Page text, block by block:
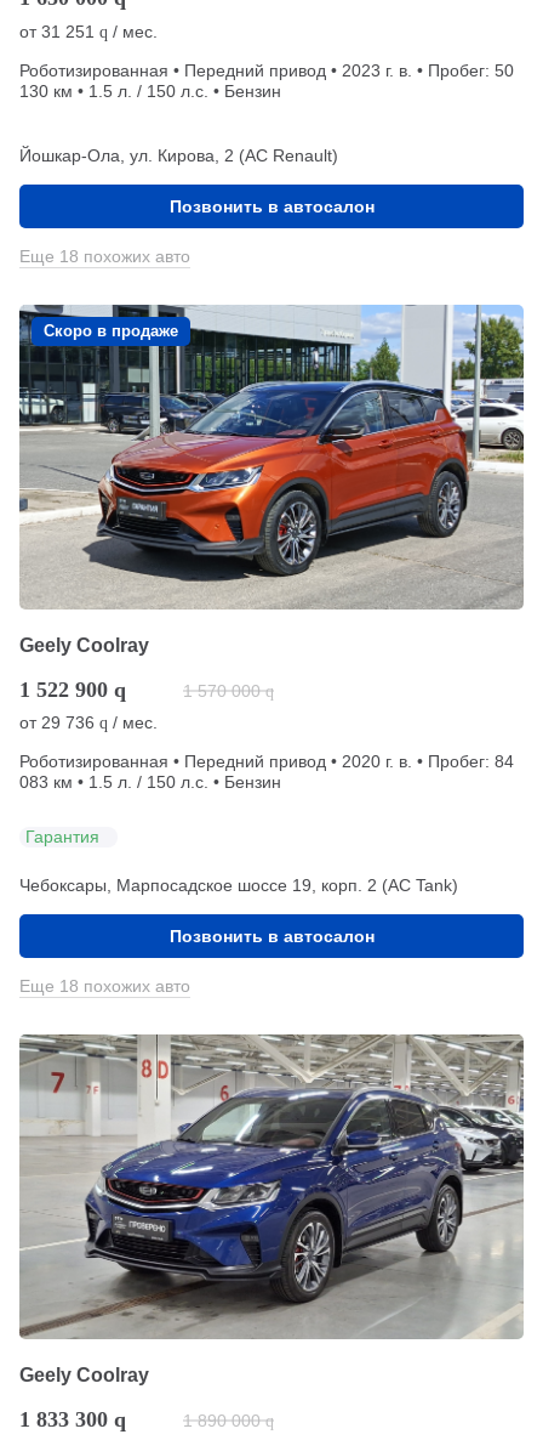
от31 251 q / мес.
Роботизированная • Передний привод • 2023 г. в. • Пробег: 50
130 км • 1.5 л. / 150 л.с. • Бензин
Йошкар-Ола, ул. Кирова, 2 (АС Renault)
Позвонить в автосалон
Еще 18 похожих авто
Скоро в продаже
Geely Coolray
1 522 900 q 1 570 000 q
от 29 736 q / мес.
Роботизированная • Передний привод • 2020 г. в. • Пробег: 84
083 км • 1.5 л. / 150 л.с. • Бензин
Гарантия
Чебоксары, Марпосадское шоссе 19, корп. 2 (АС Tank)
Позвонить в автосалон
Еще 18 похожих авто
Geely Coolray
1 833 300 q 1 890 000 q